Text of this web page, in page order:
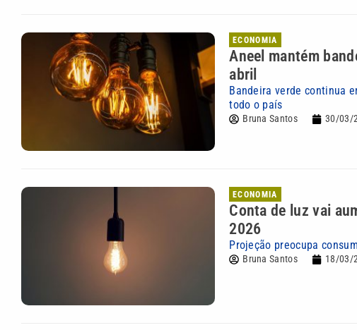
ECONOMIA
Aneel mantém
abril
Bandeira verde continua
todo o país
Bruna Santos 30/03/
ECONOMIA
Conta de luz vai
2026
Projeção preocupa
Bruna Santos 18/03/